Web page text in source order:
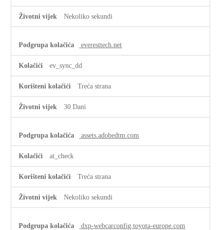
Nekoliko sekundi
everesttech.net
ev_sync_dd
Treća strana
30 Dani
assets.adobedtm.com
at_check
Treća strana
Nekoliko sekundi
dxp-webcarconfig.toyota-europe.com